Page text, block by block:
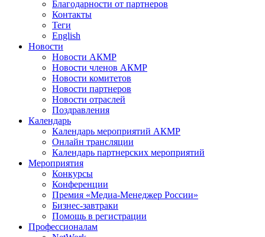
Благодарности от партнеров
Контакты
Теги
English
Новости
Новости АКМР
Новости членов АКМР
Новости комитетов
Новости партнеров
Новости отраслей
Поздравления
Календарь
Календарь мероприятий АКМР
Онлайн трансляции
Календарь партнерских мероприятий
Мероприятия
Конкурсы
Конференции
Премия «Медиа-Менеджер России»
Бизнес-завтраки
Помощь в регистрации
Профессионалам